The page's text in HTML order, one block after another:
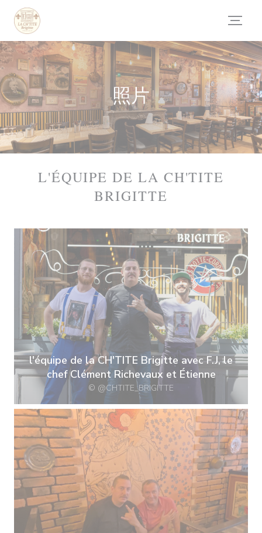
Cookie管理面板
照片
L'ÉQUIPE DE LA CH'TITE
BRIGITTE
l'équipe de la CH'TITE Brigitte avec F.J, le
chef Clément Richevaux et Étienne
© @CHTITE_BRIGITTE